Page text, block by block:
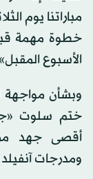
مباراتنا يوم
خطوة مهمة قبل
الأسبوع
وبشأن مواجهة
ختم سلوت
أقصى جهد
ومدرجات